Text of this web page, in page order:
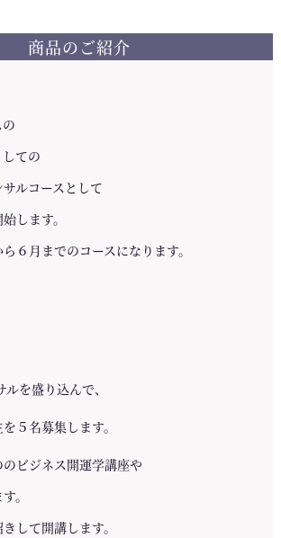
商品のご紹介
ての
ルコースとして
します。
６月までのコースになります。
を盛り込んで、
５名募集します。
ビジネス開運学講座や
。
して開講します。